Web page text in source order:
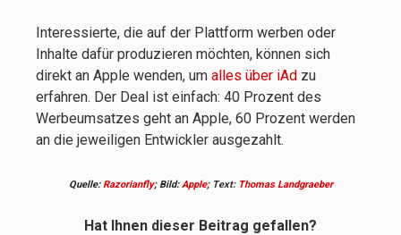
Interessierte, die auf der Plattform werben oder
Inhalte dafür produzieren möchten, können sich
direkt an Apple wenden, um alles über iAd zu
erfahren. Der Deal ist einfach: 40 Prozent des
Werbeumsatzes geht an Apple, 60 Prozent werden
an die jeweiligen Entwickler ausgezahlt.
Quelle:Razorianfly; Bild:Apple; Text: Thomas Landgraeber
Hat Ihnen dieser Beitrag gefallen?